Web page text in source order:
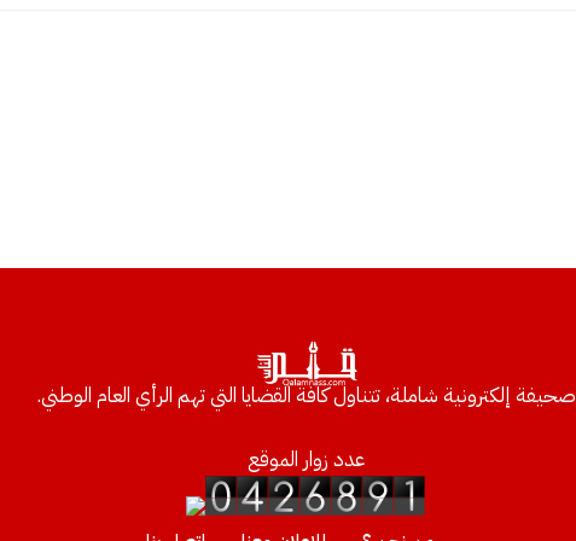
صحيفة إلكترونية شاملة، تتناول كافة القضايا التي تهم الرأي العام الوطني.
عدد زوار الموقع